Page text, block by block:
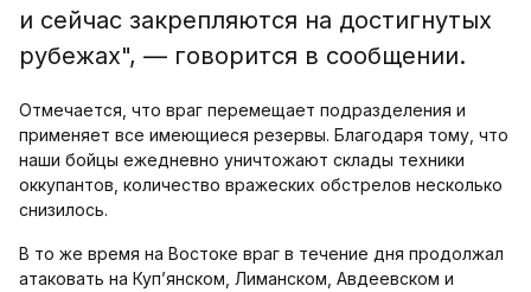
и сейчас закрепляются на достигнутых
рубежах", — говорится в сообщении.
Отмечается, что враг перемещает подразделения и
применяет все имеющиеся резервы. Благодаря тому, что
наши бойцы ежедневно уничтожают склады техники
оккупантов, количество вражеских обстрелов несколько
снизилось.
В то же время на Востоке враг в течение дня продолжал
атаковать на Куп’янском, Лиманском, Авдеевском и